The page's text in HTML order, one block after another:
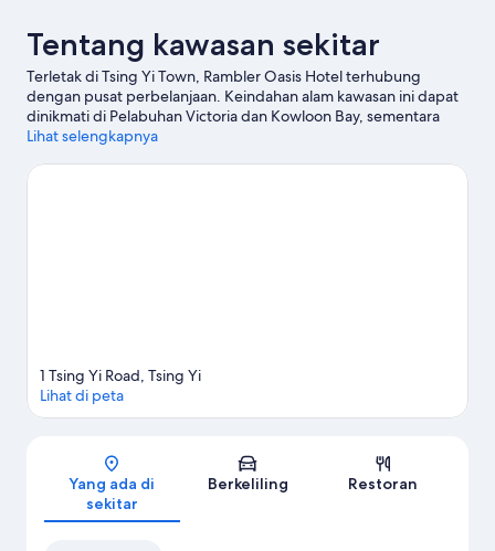
Tentang kawasan sekitar
Terletak di Tsing Yi Town, Rambler Oasis Hotel terhubung
dengan pusat perbelanjaan. Keindahan alam kawasan ini dapat
dinikmati di Pelabuhan Victoria dan Kowloon Bay, sementara
Hong Kong Disneyland® Resort serta Ocean Park adalah objek
Pusat Kebudayaan Hong Kong juga patut untuk dikunjungi.
Lihat selengkapnya
Peta
1 Tsing Yi Road, Tsing Yi
Lihat di peta
Yang ada di
sekitar
Berkeliling Restoran